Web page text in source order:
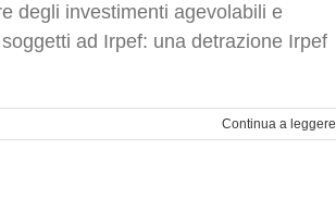
degli investimenti agevolabili e
ad Irpef: una detrazione Irpef
Continua a leggere